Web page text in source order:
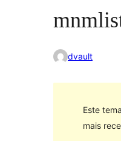
dvault
Este tema
mais